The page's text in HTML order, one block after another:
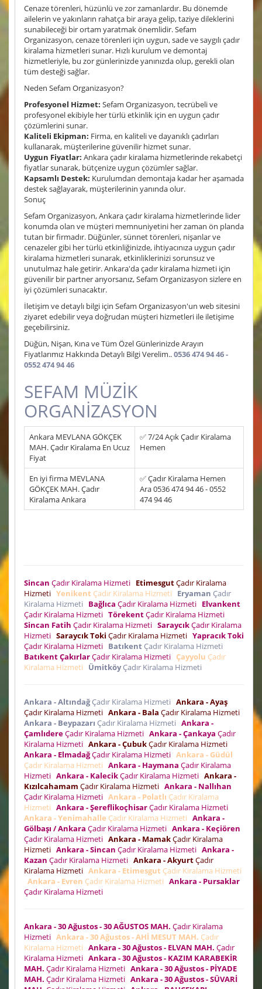
Cenaze törenleri, hüzünlü ve zor zamanlardır. Bu dönemde
ailelerin ve yakınların rahatça bir araya gelip, taziye dileklerini
sunabileceği bir ortam yaratmak önemlidir. Sefam
Organizasyon, cenaze törenleri için uygun, sade ve saygılı çadır
kiralama hizmetleri sunar. Hızlı kurulum ve demontaj
hizmetleriyle, bu zor günlerinizde yanınızda olup, gerekli olan
tüm desteği sağlar.
Neden Sefam Organizasyon?
Profesyonel Hizmet: Sefam Organizasyon, tecrübeli ve
profesyonel ekibiyle her türlü etkinlik için en uygun çadır
çözümlerini sunar.
Kaliteli Ekipman: Firma, en kaliteli ve dayanıklı çadırları
kullanarak, müşterilerine güvenilir hizmet sunar.
Uygun Fiyatlar: Ankara çadır kiralama hizmetlerinde rekabetçi
fiyatlar sunarak, bütçenize uygun çözümler sağlar.
Kapsamlı Destek: Kurulumdan demontaja kadar her aşamada
destek sağlayarak, müşterilerinin yanında olur.
Sonuç
Sefam Organizasyon, Ankara çadır kiralama hizmetlerinde lider
konumda olan ve müşteri memnuniyetini her zaman ön planda
tutan bir firmadır. Düğünler, sünnet törenleri, nişanlar ve
cenazeler gibi her türlü etkinliğinizde, ihtiyacınıza uygun çadır
kiralama hizmetleri sunarak, etkinliklerinizi sorunsuz ve
unutulmaz hale getirir. Ankara'da çadır kiralama hizmeti için
güvenilir bir partner arıyorsanız, Sefam Organizasyon sizlere en
iyi çözümleri sunacaktır.
İletişim ve detaylı bilgi için Sefam Organizasyon'un web sitesini
ziyaret edebilir veya doğrudan müşteri hizmetleri ile iletişime
geçebilirsiniz.
Düğün, Nişan, Kına ve Tüm Özel Günlerinizde Arayın
Fiyatlarımız Hakkında Detaylı Bilgi Verelim..0536 474 94 46 -
0552 474 94 46
SEFAM MÜZİK
ORGANİZASYON
Ankara MEVLANA GÖKÇEK
MAH. Çadır Kiralama En Ucuz
Fiyat
✅ 7/24 Açık Çadır Kiralama
Hemen
En iyi firma MEVLANA
GÖKÇEK MAH. Çadır
Kiralama Ankara
✅ Çadır Kiralama Hemen
Ara 0536 474 94 46 - 0552
474 94 46
Sincan Çadır Kiralama Hizmeti EtimesgutÇadır Kiralama
Hizmeti Yenikent Çadır Kiralama Hizmeti Eryaman Çadır
Kiralama Hizmeti
Bağlıca Çadır Kiralama Hizmeti Elvankent
Çadır Kiralama Hizmeti TörekentÇadır Kiralama Hizmeti
Sincan Fatih Çadır Kiralama Hizmeti SaraycıkÇadır Kiralama
Hizmeti Saraycık Toki Çadır Kiralama Hizmeti Yapracık Toki
Çadır Kiralama Hizmeti Batıkent Çadır Kiralama Hizmeti
Batıkent ÇakırlarÇadır Kiralama Hizmeti Çayyolu Çadır
Kiralama Hizmeti
ÜmitköyÇadır Kiralama Hizmeti
Ankara - AltındağÇadır Kiralama Hizmeti Ankara - Ayaş
Çadır Kiralama Hizmeti Ankara - Bala Çadır Kiralama Hizmeti
Ankara - Beypazarı Çadır Kiralama Hizmeti Ankara -
ÇamlıdereÇadır Kiralama Hizmeti Ankara - Çankaya Çadır
Kiralama Hizmeti Ankara - ÇubukÇadır Kiralama Hizmeti
Ankara - ElmadağÇadır Kiralama Hizmeti Ankara - Güdül
Çadır Kiralama Hizmeti Ankara - Haymana Çadır Kiralama
Hizmeti Ankara - KalecikÇadır Kiralama Hizmeti Ankara -
Kızılcahamam Çadır Kiralama Hizmeti Ankara - Nallıhan
Çadır Kiralama Hizmeti Ankara - Polatlı Çadır Kiralama
Hizmeti Ankara - ŞereflikoçhisarÇadır Kiralama Hizmeti
Ankara - Yenimahalle Çadır Kiralama Hizmeti Ankara -
Gölbaşı / Ankara Çadır Kiralama Hizmeti Ankara - Keçiören
Çadır Kiralama Hizmeti Ankara - MamakÇadır Kiralama
Hizmeti Ankara - Sincan Çadır Kiralama Hizmeti Ankara -
Kazan Çadır Kiralama Hizmeti Ankara - AkyurtÇadır
Kiralama Hizmeti Ankara - Etimesgut Çadır Kiralama Hizmeti
Ankara - Evren Çadır Kiralama Hizmeti Ankara - Pursaklar
Çadır Kiralama Hizmeti
Ankara - 30 Ağustos - 30 AĞUSTOS MAH. Çadır Kiralama
Hizmeti Ankara - 30 Ağustos - AHİ MESUT MAH. Çadır
Kiralama Hizmeti Ankara - 30 Ağustos - ELVAN MAH. Çadır
Kiralama Hizmeti Ankara - 30 Ağustos - KAZIM KARABEKİR
MAH. Çadır Kiralama Hizmeti Ankara - 30 Ağustos - PİYADE
MAH. Çadır Kiralama Hizmeti Ankara - 30 Ağustos - SÜVARİ